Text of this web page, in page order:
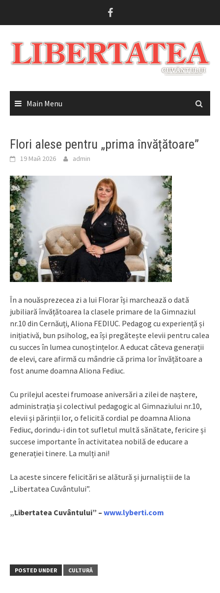
Main Menu
Flori alese pentru „prima învățătoare”
19 Май 2026 admin
În a nouăsprezecea zi a lui Florar își marchează o dată
jubiliară învățătoarea la clasele primare de la Gimnaziul
nr.10 din Cernăuți, Aliona FEDIUC. Pedagog cu experiență și
inițiativă, bun psiholog, ea își pregătește elevii pentru calea
cu succes în lumea cunoștințelor. A educat câteva generații
de elevi, care afirmă cu mândrie că prima lor învățătoare a
fost anume doamna Aliona Fediuc.
Cu prilejul acestei frumoase aniversări a zilei de naștere,
administrația și colectivul pedagogic al Gimnaziului nr.10,
elevii și părinții lor, o felicită cordial pe doamna Aliona
Fediuc, dorindu-i din tot sufletul multă sănătate, fericire și
succese importante în activitatea nobilă de educare a
generației tinere. La mulți ani!
La aceste sincere felicitări se alătură și jurnaliștii de la
„Libertatea Cuvântului”.
„Libertatea Cuvântului” – www.lyberti.com
POSTED UNDER CULTURĂ